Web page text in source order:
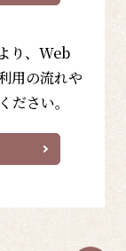
り、Web
用の流れや
ださい。